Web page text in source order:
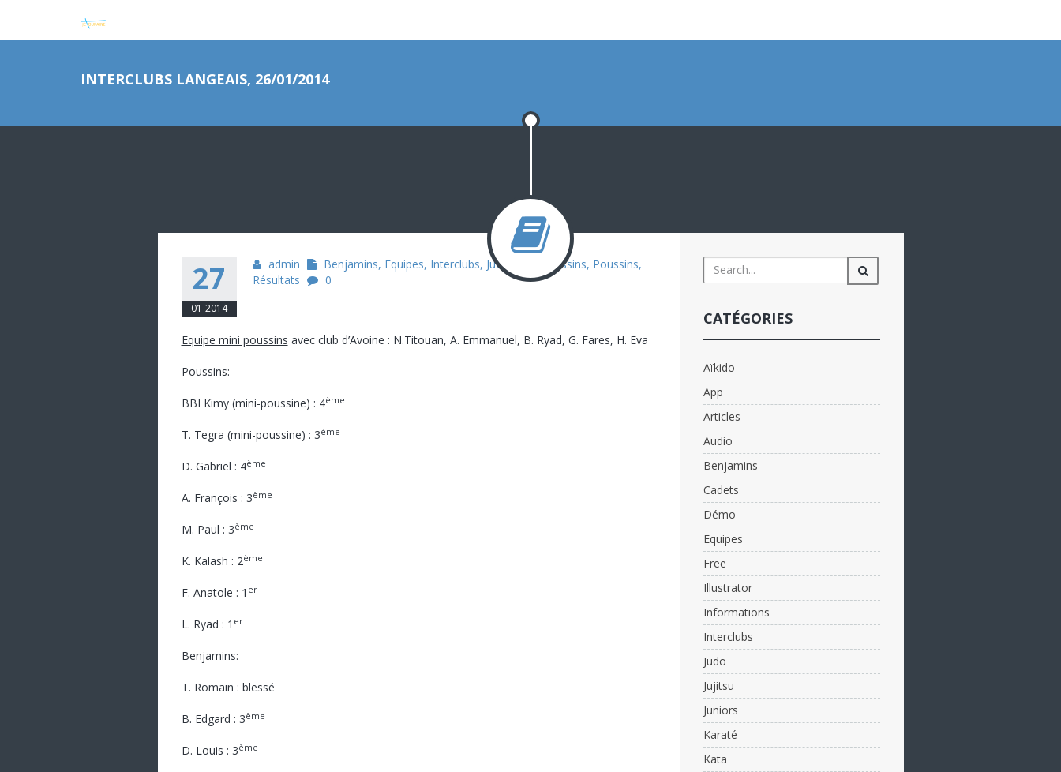
INTERCLUBS LANGEAIS, 26/01/2014
27
01-2014
admin Benjamins, Equipes, Interclubs, Judo Mini-Poussins, Poussins,
Résultats
0
Equipe mini poussins avec club d’Avoine : N.Titouan, A. Emmanuel, B. Ryad, G. Fares, H. Eva
Poussins:
BBI Kimy (mini-poussine) : 4ème
T. Tegra (mini-poussine) : 3ème
D. Gabriel : 4ème
A. François : 3ème
M. Paul : 3ème
K. Kalash : 2ème
F. Anatole : 1 er
L. Ryad : 1 er
Benjamins:
T. Romain : blessé
B. Edgard : 3ème
D. Louis : 3ème
CATÉGORIES
Aïkido
App
Articles
Audio
Benjamins
Cadets
Démo
Equipes
Free
Illustrator
Informations
Interclubs
Judo
Jujitsu
Juniors
Karaté
Kata